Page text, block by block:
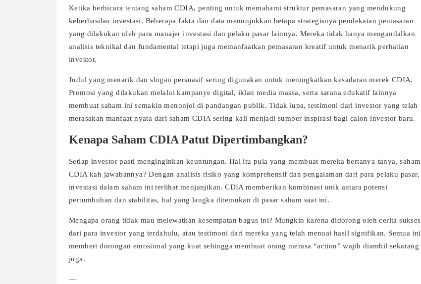
Ketika berbicara tentang saham CDIA, penting untuk memahami struktur pemasaran yang mendukung
keberhasilan investasi. Beberapa fakta dan data menunjukkan betapa strategisnya pendekatan pemasaran
yang dilakukan oleh para manajer investasi dan pelaku pasar lainnya. Mereka tidak hanya mengandalkan
analisis teknikal dan fundamental tetapi juga memanfaatkan pemasaran kreatif untuk menarik perhatian
investor.
Judul yang menarik dan slogan persuasif sering digunakan untuk meningkatkan kesadaran merek CDIA.
Promosi yang dilakukan melalui kampanye digital, iklan media massa, serta sarana edukatif lainnya
membuat saham ini semakin menonjol di pandangan publik. Tidak lupa, testimoni dari investor yang telah
merasakan manfaat nyata dari saham CDIA sering kali menjadi sumber inspirasi bagi calon investor baru.
Kenapa Saham CDIA Patut Dipertimbangkan?
Setiap investor pasti menginginkan keuntungan. Hal itu pula yang membuat mereka bertanya-tanya, saham
CDIA kah jawabannya? Dengan analisis risiko yang komprehensif dan pengalaman dari para pelaku pasar,
investasi dalam saham ini terlihat menjanjikan. CDIA memberikan kombinasi unik antara potensi
pertumbuhan dan stabilitas, hal yang langka ditemukan di pasar saham saat ini.
Mengapa orang tidak mau melewatkan kesempatan bagus ini? Mungkin karena didorong oleh cerita sukses
dari para investor yang terdahulu, atau testimoni dari mereka yang telah menuai hasil signifikan. Semua ini
memberi dorongan emosional yang kuat sehingga membuat orang merasa “action” wajib diambil sekarang
juga.
—